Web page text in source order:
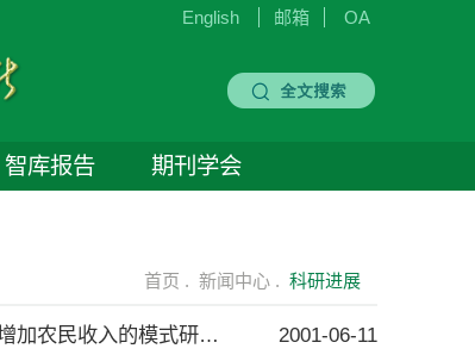
English 邮箱 OA
智库报告 期刊学会
首页 . 新闻中心 . 科研进展
蒋和平博士申报的2001年国家社科基金“农业科技园带动 农业结构调整和增加农民收入的模式研究”已获批准立项 2001-06-11